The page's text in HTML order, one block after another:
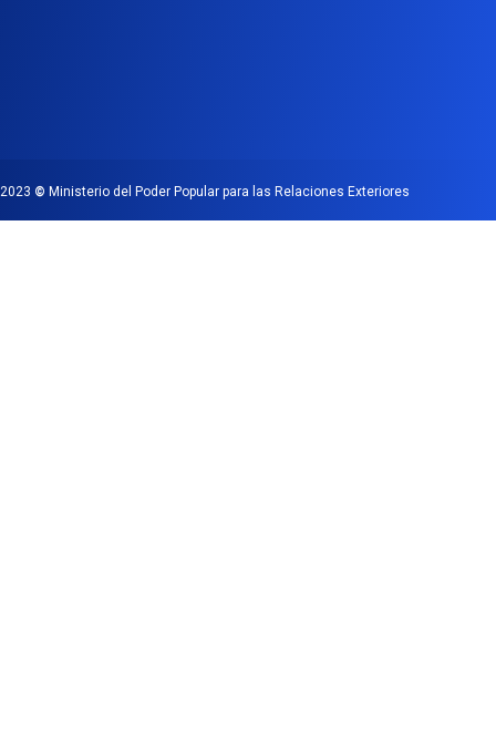
2023 © Ministerio del Poder Popular para las Relaciones Exteriores